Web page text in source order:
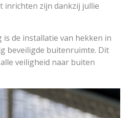
inrichten zijn dankzij jullie
de installatie van hekken in
beveiligde buitenruimte. Dit
veiligheid naar buiten